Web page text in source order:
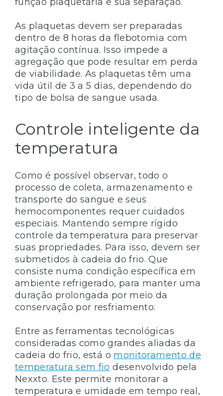
As plaquetas devem ser preparadas
dentro de 8 horas da flebotomia com
agitação contínua. Isso impede a
agregação que pode resultar em perda
de viabilidade. As plaquetas têm uma
vida útil de 3 a 5 dias, dependendo do
tipo de bolsa de sangue usada.
Controle inteligente da
temperatura
Como é possível observar, todo o
processo de coleta, armazenamento e
transporte do sangue e seus
hemocomponentes requer cuidados
especiais. Mantendo sempre rígido
controle da temperatura para preservar
suas propriedades. Para isso, devem ser
submetidos à cadeia do frio. Que
consiste numa condição específica em
ambiente refrigerado, para manter uma
duração prolongada por meio da
conservação por resfriamento.
Entre as ferramentas tecnológicas
consideradas como grandes aliadas da
cadeia do frio, está o monitoramento de
temperatura sem fio desenvolvido pela
Nexxto. Este permite monitorar a
temperatura e umidade em tempo real,